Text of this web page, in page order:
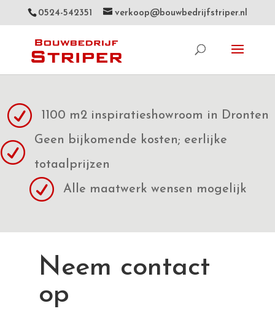
0524-542351 verkoop@bouwbedrijfstriper.nl
R 1100 m2 inspiratieshowroom in Dronten
R
Geen bijkomende kosten; eerlijke
totaalprijzen
R Alle maatwerk wensen mogelijk
Neem contact
op